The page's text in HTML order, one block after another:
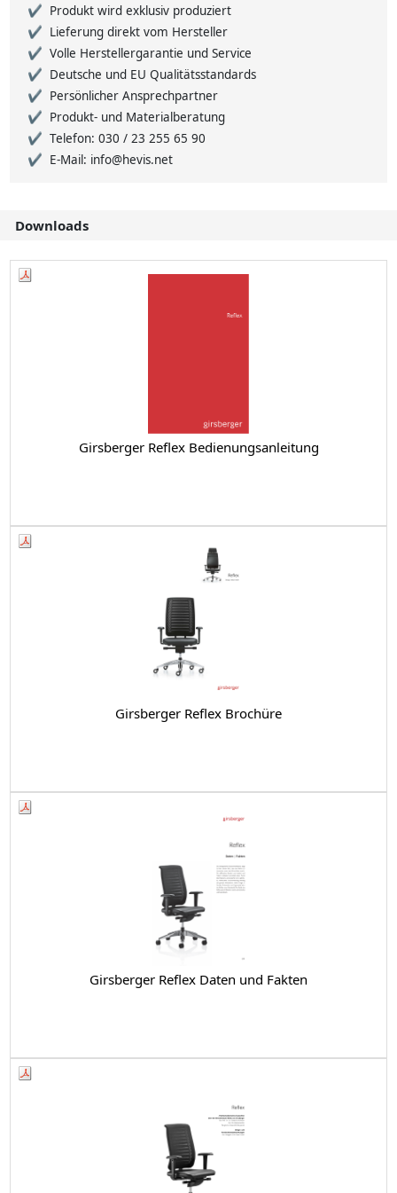
Produkt wird exklusiv produziert
Lieferung direkt vom Hersteller
Volle Herstellergarantie und Service
Deutsche und EU Qualitätsstandards
Persönlicher Ansprechpartner
Produkt- und Materialberatung
Telefon: 030 / 23 255 65 90
E-Mail: info@hevis.net
Downloads
Girsberger Reflex Bedienungsanleitung
Girsberger Reflex Brochüre
Girsberger Reflex Daten und Fakten